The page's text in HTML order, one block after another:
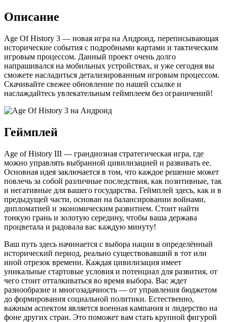
Описание
Age Of History 3 — новая игра на Андроид, переписывающая
исторические события с подробными картами и тактическим
игровым процессом. Данный проект очень долго
напрашивался на мобильных устройствах, и уже сегодня вы
сможете насладиться детализированным игровым процессом.
Скачивайте свежее обновление по нашей ссылке и
наслаждайтесь увлекательным геймплеем без ограничений!
Геймплей
Age of History III — грандиозная стратегическая игра, где
можно управлять выбранной цивилизацией и развивать ее.
Основная идея заключается в том, что каждое решение может
повлечь за собой различные последствия, как позитивные, так
и негативные для вашего государства. Геймплей здесь, как и в
предыдущей части, основан на балансировании войнами,
дипломатией и экономическим развитием. Стоит найти
тонкую грань и золотую середину, чтобы ваша держава
процветала и радовала вас каждую минуту!
Ваш путь здесь начинается с выбора нации в определённый
исторический период, реально существовавший в тот или
иной отрезок времени. Каждая цивилизация имеет
уникальные стартовые условия и потенциал для развития, от
чего стоит отталкиваться во время выбора. Вас ждет
разнообразие и многозадачность — от управления бюджетом
до формирования социальной политики. Естественно,
важным аспектом является военная кампания и лидерство на
фоне других стран. Это поможет вам стать крупной фигурой